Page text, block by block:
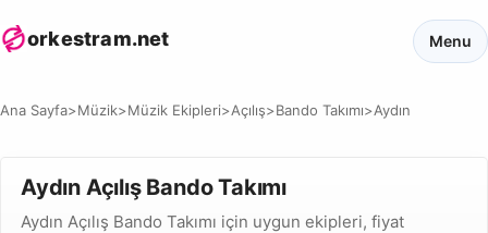
orkestram.net Menu
Ana Sayfa>Müzik>Müzik Ekipleri>Açılış>Bando Takımı>Aydın
Aydın Açılış Bando Takımı
Aydın Açılış Bando Takımı için uygun ekipleri, fiyat